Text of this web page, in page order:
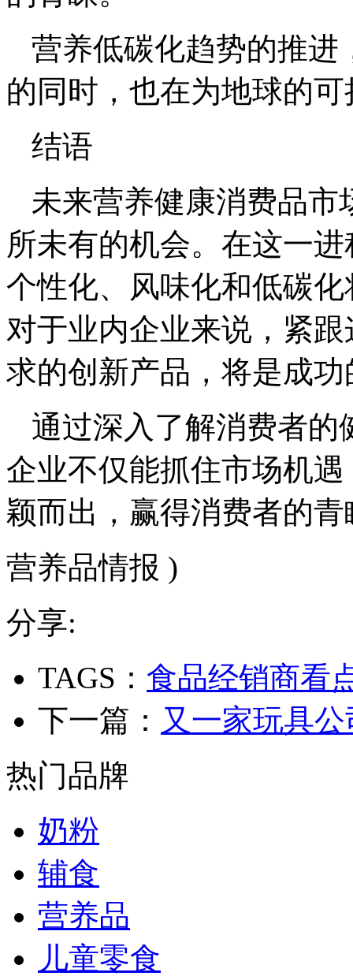
营养低碳化趋势的推进
的同时，也在为地球的
结语
未来营养健康消费品
所未有的机会。在这一
个性化、风味化和低碳
对于业内企业来说，紧
求的创新产品，将是成
通过深入了解消费者的
企业不仅能抓住市场机
颖而出，赢得消费者的
营养品情报 )
分享:
TAGS： 食品经销商看
下一篇： 又一家玩具
热门品牌
奶粉
辅食
营养品
儿童零食